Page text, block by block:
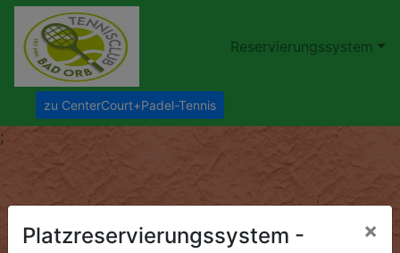
Platzreservierungssystem -
×
Reservierungssystem
zu CenterCourt+Padel-Tennis
;